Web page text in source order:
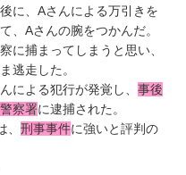
に、Aさんによる万引きを
、Aさんの腕をつかんだ。
に捕まってしまうと思い、
逃走した。
による犯行が発覚し、事後
察署に逮捕された。
、刑事事件に強いと評判の